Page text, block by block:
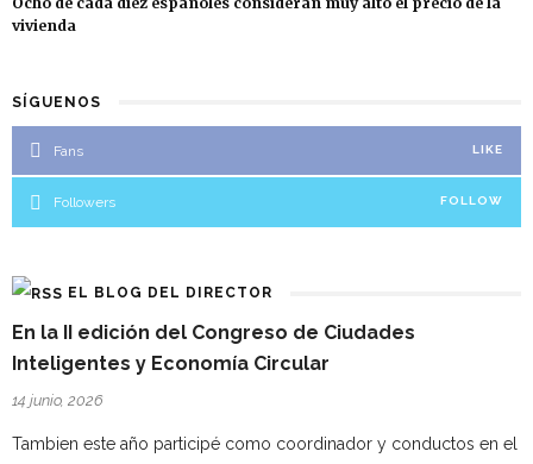
vivienda
SÍGUENOS
Fans LIKE
Followers FOLLOW
EL BLOG DEL DIRECTOR
En la II edición del Congreso de Ciudades
Inteligentes y Economía Circular
14 junio, 2026
Tambien este año participé como coordinador y conductos en el